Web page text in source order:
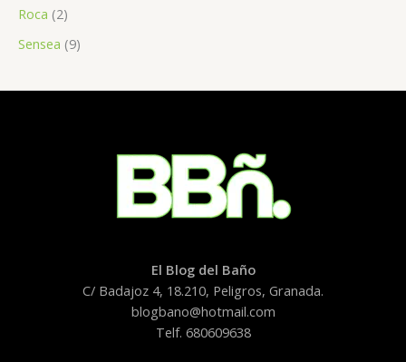
Roca (2)
Sensea (9)
El Blog del Baño
C/ Badajoz 4, 18.210, Peligros, Granada.
blogbano@hotmail.com
Telf. 680609638